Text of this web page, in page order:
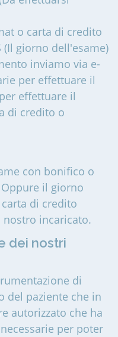
o carta di credito
(Il giorno dell'esame)
inviamo via e-
per effettuare il
effettuare il
di credito o
con bonifico o
il giorno
di credito
nostro incaricato.
dei nostri
di
del paziente che in
autorizzato che ha
per poter